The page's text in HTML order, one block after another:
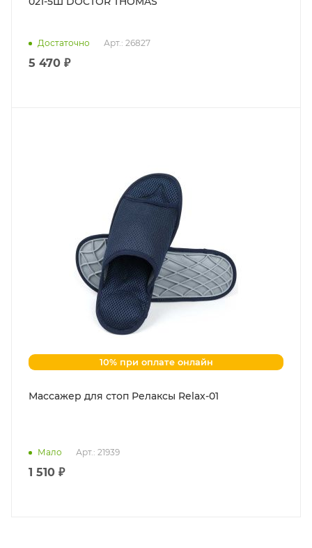
Достаточно Арт.: 26827
5 470 ₽
10% при оплате онлайн
Массажер для стоп Релаксы Relax-01
Мало Арт.: 21939
1 510 ₽